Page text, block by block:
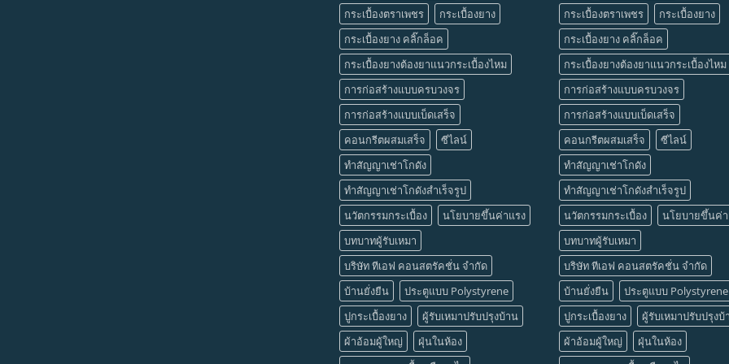
กระเบื้องตราเพชร
กระเบื้องยาง
กระเบื้องยาง คลิ๊กล็อค
กระเบื้องยางต้องยาแนวกระเบื้องไหม
การก่อสร้างแบบครบวงจร
การก่อสร้างแบบเบ็ดเสร็จ
คอนกรีตผสมเสร็จ
ซีไลน์
ทำสัญญาเช่าโกดัง
ทำสัญญาเช่าโกดังสำเร็จรูป
นวัตกรรมกระเบื้อง
นโยบายขึ้นค่าแรง
บทบาทผู้รับเหมา
บริษัท ทีเอฟ คอนสตรัคชั่น จำกัด
บ้านยั่งยืน
ประตูแบบ Polystyrene
ปูกระเบื้องยาง
ผู้รับเหมาปรับปรุงบ้าน
ผ้าอ้อมผู้ใหญ่
ฝุ่นในห้อง
กระเบื้องตราเพชร
กระเบื้องยาง
กระเบื้องยาง คลิ๊กล็อค
กระเบื้องยางต้องยาแนวกระเบื้องไหม
การก่อสร้างแบบครบวงจร
การก่อสร้างแบบเบ็ดเสร็จ
คอนกรีตผสมเสร็จ
ซีไลน์
ทำสัญญาเช่าโกดัง
ทำสัญญาเช่าโกดังสำเร็จรูป
นวัตกรรมกระเบื้อง
นโยบายขึ้นค่า
บทบาทผู้รับเหมา
บริษัท ทีเอฟ คอนสตรัคชั่น จำกัด
บ้านยั่งยืน
ประตูแบบ Polystyrene
ปูกระเบื้องยาง
ผู้รับเหมาปรับปรุงบ้
ผ้าอ้อมผู้ใหญ่
ฝุ่นในห้อง